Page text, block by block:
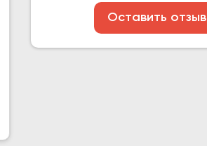
Оставить отзыв